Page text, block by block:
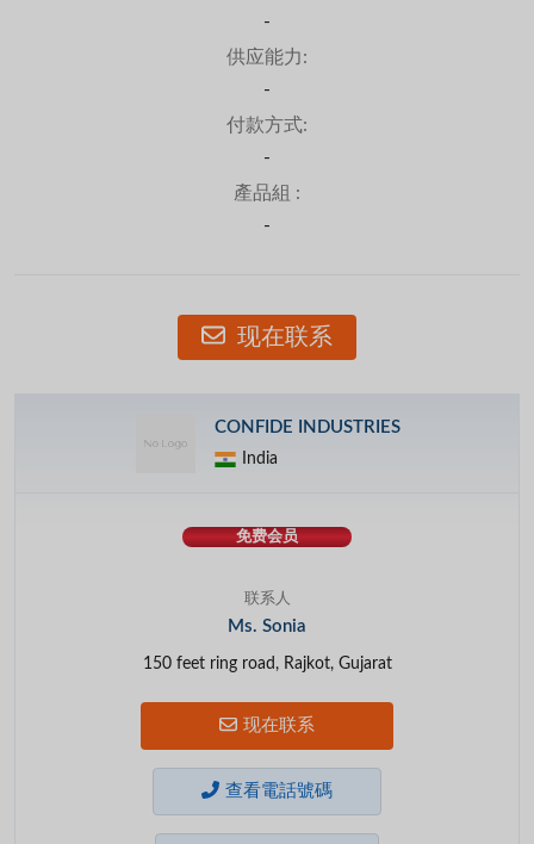
-
供应能力:
-
付款方式:
-
產品組 :
-
现在联系
CONFIDE INDUSTRIES
India
免费会员
联系人
Ms. Sonia
150 feet ring road, Rajkot, Gujarat
现在联系
查看電話號碼